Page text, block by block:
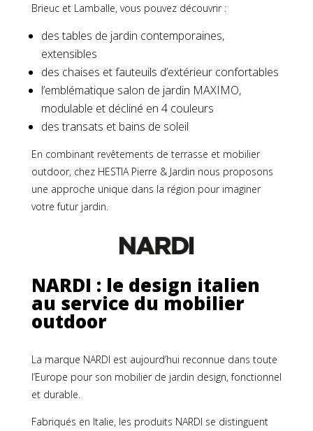
Brieuc et Lamballe, vous pouvez découvrir :
des tables de jardin contemporaines,
extensibles
des chaises et fauteuils d’extérieur confortables
l’emblématique salon de jardin MAXIMO,
modulable et décliné en 4 couleurs
des transats et bains de soleil
En combinant revêtements de terrasse et mobilier
outdoor, chez HESTIA Pierre & Jardin nous proposons
une approche unique dans la région pour imaginer
votre futur jardin.
NARDI : le design italien
au service du mobilier
outdoor
La marque NARDI est aujourd’hui reconnue dans toute
l’Europe pour son mobilier de jardin design, fonctionnel
et durable.
Fabriqués en Italie, les produits NARDI se distinguent